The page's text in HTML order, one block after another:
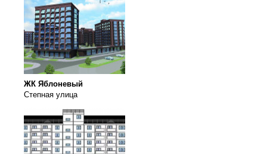
ЖК Яблоневый
Степная улица